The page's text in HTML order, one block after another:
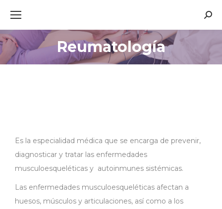
Reumatología
Estás aquí:
Es la especialidad médica que se encarga de prevenir,
diagnosticar y tratar las enfermedades
musculoesqueléticas y autoinmunes sistémicas.
Las enfermedades musculoesqueléticas afectan a
huesos, músculos y articulaciones, así como a los